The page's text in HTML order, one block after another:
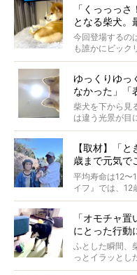
がるのでしょう
最近版画製作を
屋敷裕政さん
タビューと合わ
「くっっっ
となる柴犬。
今回登場するの
も誰かにビック
起きたとか、そ
ゆっくりゆっ
なかった」「
柴犬を下から見
は違う光景が目
つぶらに見え、
【取材】「
歳まで元気で
#38ときろう
平均寿命は12〜
イフ』では、12
意を込めて“レ
ォーカスし、
だと思うことを
回登場してくれ
ら食が細かった
「オモチャ
にとった行動
ふとした瞬間、
っとイラッとし
いように見えま